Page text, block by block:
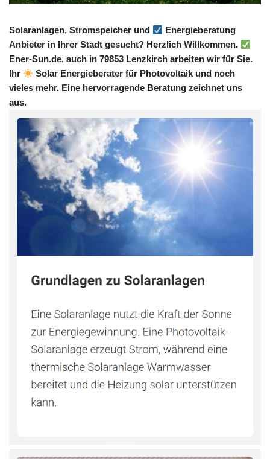
Solaranlagen, Stromspeicher und
Energieberatung
Anbieter in Ihrer Stadt gesucht? Herzlich Willkommen.
Ener-Sun.de, auch in 79853 Lenzkirch arbeiten wir für Sie.
Ihr
Solar Energieberater für Photovoltaik und noch
vieles mehr. Eine hervorragende Beratung zeichnet uns
aus.